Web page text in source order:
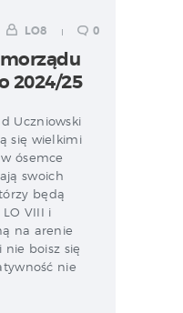
LO8 0
2024/25
Uczniowski
się wielkimi
ósemce
swoich
będą
VIII i
na arenie
nie boisz się
nie